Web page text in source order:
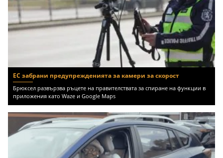
ЕС забрани предупрежденията за камери за скорост
Брюксел развързва ръцете на правителствата за спиране на функции в
приложения като Waze и Google Maps